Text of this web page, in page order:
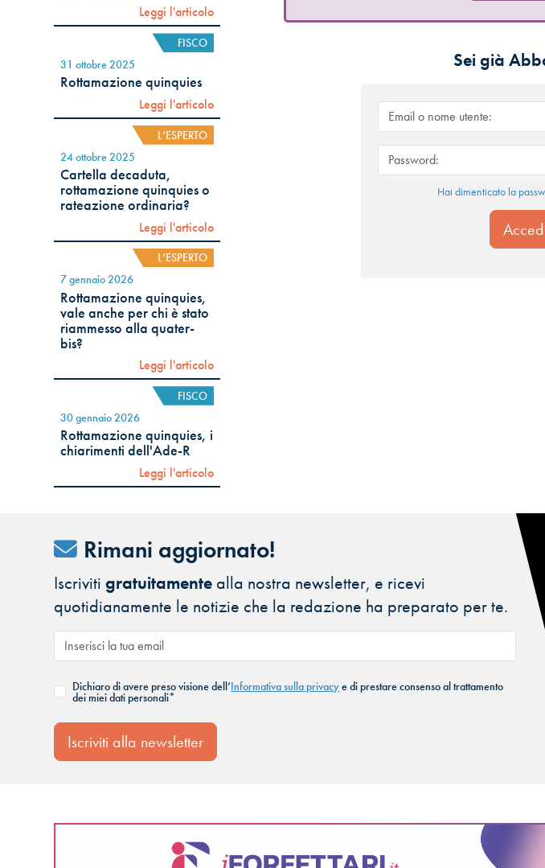
Leggi l'articolo
FISCO
31 ottobre 2025
Rottamazione quinquies
Leggi l'articolo
L’ESPERTO
24 ottobre 2025
Cartella decaduta,
rottamazione quinquies o
rateazione ordinaria?
Leggi l'articolo
L’ESPERTO
7 gennaio 2026
Rottamazione quinquies,
vale anche per chi è stato
riammesso alla quater-
bis?
Leggi l'articolo
FISCO
30 gennaio 2026
Rottamazione quinquies, i
chiarimenti dell'Ade-R
Leggi l'articolo
Sei già
Hai dimenticato la
Rimani aggiornato!
Iscrivitigratuitamente alla nostra newsletter, e ricevi
quotidianamente le notizie che la redazione ha preparato per te.
Dichiaro di avere preso visione dell’Informativa sulla privacye di prestare consenso al trattamento
dei miei dati personali*
Iscriviti alla newsletter